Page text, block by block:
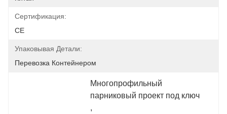
Сертификация:
CE
Упаковывая Детали:
Перевозка Контейнером
Многопрофильный
парниковый проект под ключ
,